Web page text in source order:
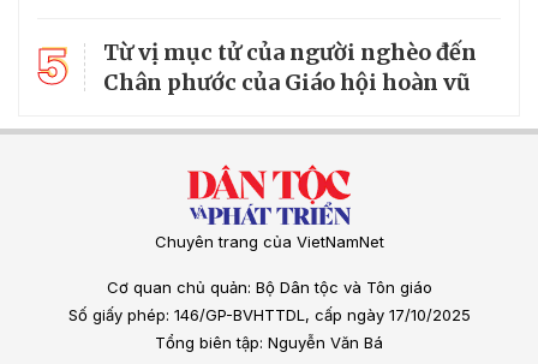
5
Từ vị mục tử của người nghèo đến
Chân phước của Giáo hội hoàn vũ
Chuyên trang của VietNamNet
Cơ quan chủ quản: Bộ Dân tộc và Tôn giáo
Số giấy phép: 146/GP-BVHTTDL, cấp ngày 17/10/2025
Tổng biên tập: Nguyễn Văn Bá